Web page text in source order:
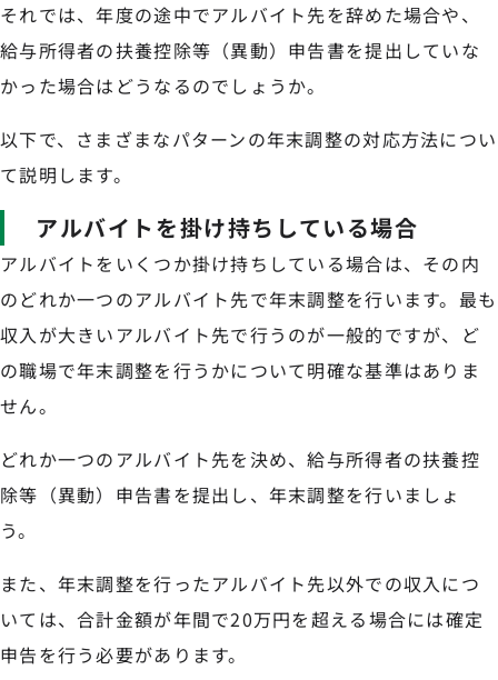
それでは、年度の途中でアルバイト先を辞めた場合や、
給与所得者の扶養控除等（異動）申告書を提出していな
かった場合はどうなるのでしょうか。
以下で、さまざまなパターンの年末調整の対応方法につい
て説明します。
アルバイトを掛け持ちしている場合
アルバイトをいくつか掛け持ちしている場合は、その内
のどれか一つのアルバイト先で年末調整を行います。最も
収入が大きいアルバイト先で行うのが一般的ですが、ど
の職場で年末調整を行うかについて明確な基準はありま
せん。
どれか一つのアルバイト先を決め、給与所得者の扶養控
除等（異動）申告書を提出し、年末調整を行いましょ
う。
また、年末調整を行ったアルバイト先以外での収入につ
いては、合計金額が年間で20万円を超える場合には確定
申告を行う必要があります。